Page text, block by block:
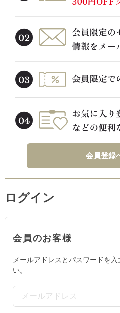
会員登録
ログイン
会員のお客様
メールアドレスとパスワードを
い。